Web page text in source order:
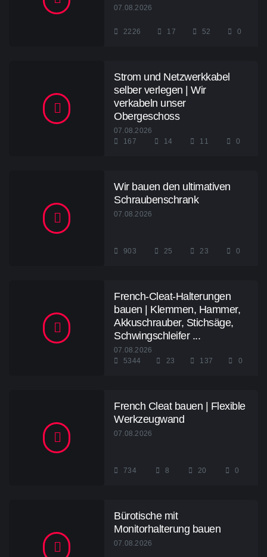
07.08.2026
2226 17 52 0
Strom und Netzwerkkabel
selber verlegen | Wir
verkabeln unser
Obergeschoss
07.08.2026
167
14 11 0
Wir bauen den ultimativen
Schraubenschrank
07.08.2026
903 25 23 0
French-Cleat-Halterungen
bauen | Klemmen, Hammer,
Akkuschrauber, Stichsäge,
Schwingschleifer ...
07.08.2026
5344
23 137 0
French Cleat bauen | Flexible
Werkzeugwand
07.08.2026
734 8 20 0
Bürotische mit
Monitorhalterung bauen
07.08.2026